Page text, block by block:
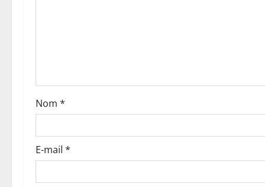
a
r
t
i
Nom *
E-mail *